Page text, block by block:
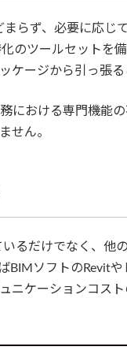
らず、必要に応じ
のツールセットを
ケージから引っ張る
における専門機能
せん。
るだけでなく、他
BIMソフトのRevit
ニケーションコス